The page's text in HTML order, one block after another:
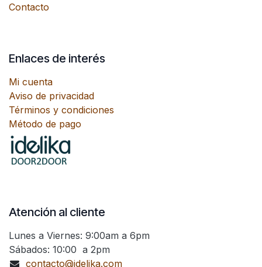
Contacto
Enlaces de interés
Mi cuenta
Aviso de privacidad
Términos y condiciones
Método de pago
Atención al cliente
Lunes a Viernes: 9:00am a 6pm
Sábados: 10:00 a 2pm
contacto@idelika.com